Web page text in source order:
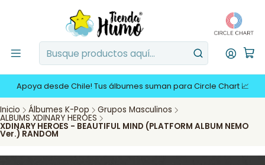
Apoya desde Chile! Tus álbumes suman para Circle Chart 📈
Inicio Álbumes K-Pop Grupos Masculinos
ALBUMS XDINARY HEROES
XDINARY HEROES - BEAUTIFUL MIND (PLATFORM ALBUM NEMO
Ver.) RANDOM